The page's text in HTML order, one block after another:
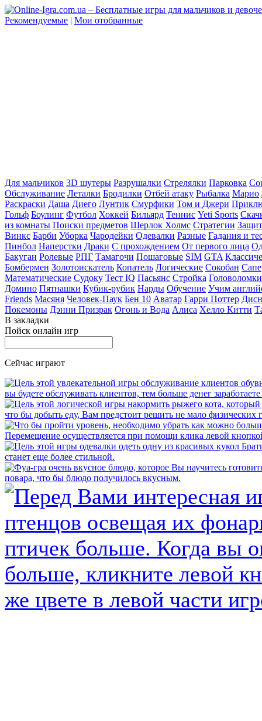
Рекомендуемые | Мои отобранные
Для мальчиков 3D шутеры Разрушалки Стрелялки Парковка
Обслуживание Леталки Бродилки Отбей атаку Рыбалка Марио
Раскраски Даша Диего Лунтик Смурфики Том и Джери
Гольф Боулинг Футбол Хоккей Бильярд Теннис Yeti Sports
из комнаты Поиски предметов Шерлок Холмс Стратегии
Винкс Барби Уборка Чародейки Одевалки Разные Гадания и
Пинбол Наперстки Драки С прохождением От первого лица
Бакуган Ролевые РПГ Тамагочи Пошаговые SIM GTA
Бомбермен Золотоискатель Копатель Логические Сокобан
Математические Судоку Тест IQ Пасьянс Стройка Головоломки
Домино Пятнашки Кубик-рубик Нарды Обучение Учим
Friends Масяня Человек-Паук Бен 10 Аватар Гарри Поттер
Покемоны Дэнни Призрак Огонь и Вода Алиса Хелло Китти
В закладки
Пойск онлайн игр
Сейчас играют